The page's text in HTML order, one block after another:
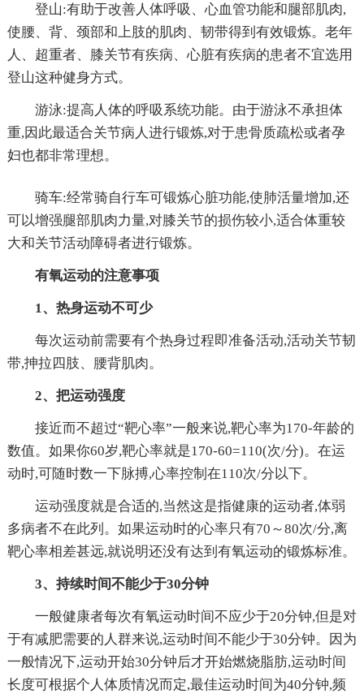
登山:有助于改善人体呼吸、心血管功能和腿部肌肉,
使腰、背、颈部和上肢的肌肉、韧带得到有效锻炼。老年
人、超重者、膝关节有疾病、心脏有疾病的患者不宜选用
登山这种健身方式。
游泳:提高人体的呼吸系统功能。由于游泳不承担体
重,因此最适合关节病人进行锻炼,对于患骨质疏松或者孕
妇也都非常理想。
骑车:经常骑自行车可锻炼心脏功能,使肺活量增加,还
可以增强腿部肌肉力量,对膝关节的损伤较小,适合体重较
大和关节活动障碍者进行锻炼。
有氧运动的注意事项
1、热身运动不可少
每次运动前需要有个热身过程即准备活动,活动关节韧
带,抻拉四肢、腰背肌肉。
2、把运动强度
接近而不超过“靶心率”一般来说,靶心率为170-年龄的
数值。如果你60岁,靶心率就是170-60=110(次/分)。在运
动时,可随时数一下脉搏,心率控制在110次/分以下。
运动强度就是合适的,当然这是指健康的运动者,体弱
多病者不在此列。如果运动时的心率只有70～80次/分,离
靶心率相差甚远,就说明还没有达到有氧运动的锻炼标准。
3、持续时间不能少于30分钟
一般健康者每次有氧运动时间不应少于20分钟,但是对
于有减肥需要的人群来说,运动时间不能少于30分钟。因为
一般情况下,运动开始30分钟后才开始燃烧脂肪,运动时间
长度可根据个人体质情况而定,最佳运动时间为40分钟,频